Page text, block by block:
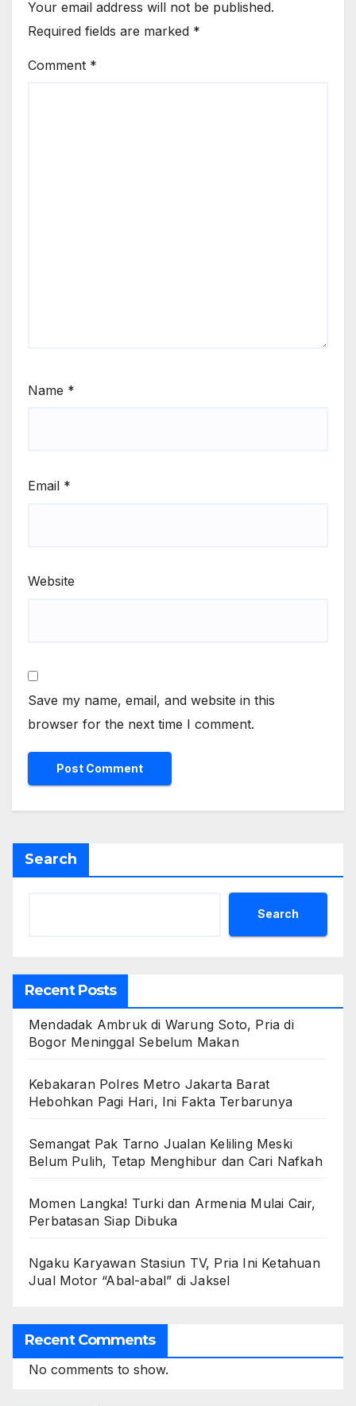
Your email address will not be published.
Required fields are marked *
Comment *
Name *
Email *
Website
Save my name, email, and website in this
browser for the next time I comment.
Search
Search
Recent Posts
Mendadak Ambruk di Warung Soto, Pria di
Bogor Meninggal Sebelum Makan
Kebakaran Polres Metro Jakarta Barat
Hebohkan Pagi Hari, Ini Fakta Terbarunya
Semangat Pak Tarno Jualan Keliling Meski
Belum Pulih, Tetap Menghibur dan Cari Nafkah
Momen Langka! Turki dan Armenia Mulai Cair,
Perbatasan Siap Dibuka
Ngaku Karyawan Stasiun TV, Pria Ini Ketahuan
Jual Motor “Abal-abal” di Jaksel
Recent Comments
No comments to show.